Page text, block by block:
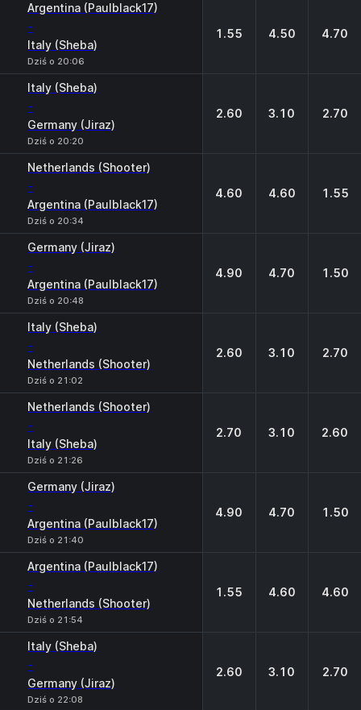
Argentina (Paulblack17)
-
Italy (Sheba)
Dziś o 20:06
1.55 4.50 4.70
Italy (Sheba)
-
Germany (Jiraz)
Dziś o 20:20
2.60 3.10 2.70
Netherlands (Shooter)
-
Argentina (Paulblack17)
Dziś o 20:34
4.60 4.60 1.55
Germany (Jiraz)
-
Argentina (Paulblack17)
Dziś o 20:48
4.90 4.70 1.50
Italy (Sheba)
-
Netherlands (Shooter)
Dziś o 21:02
2.60 3.10 2.70
Netherlands (Shooter)
-
Italy (Sheba)
Dziś o 21:26
2.70 3.10 2.60
Germany (Jiraz)
-
Argentina (Paulblack17)
Dziś o 21:40
4.90 4.70 1.50
Argentina (Paulblack17)
-
Netherlands (Shooter)
Dziś o 21:54
1.55 4.60 4.60
Italy (Sheba)
-
Germany (Jiraz)
Dziś o 22:08
2.60 3.10 2.70